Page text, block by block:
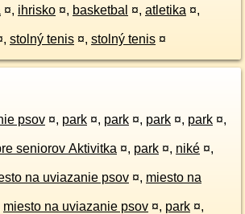
¤, ihrisko ¤, basketbal ¤, atletika ¤,
, stolný tenis ¤, stolný tenis ¤
psov ¤, park ¤, park ¤, park ¤, park ¤,
seniorov Aktivitka ¤, park ¤, niké ¤,
na uviazanie psov ¤, miesto na
miesto na uviazanie psov ¤, park ¤,